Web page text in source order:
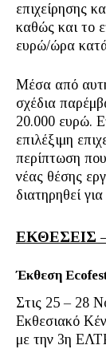
επιχείρησης
καθώς και το
ευρώ/ώρα
Μέσα από
σχέδια
20.000 ευρώ.
επιλέξιμη
περίπτωση
νέας θέσης
διατηρηθεί
ΕΚΘΕΣΕΙΣ
Έκθεση
Στις 25 – 28
Εκθεσιακό
με την 3η